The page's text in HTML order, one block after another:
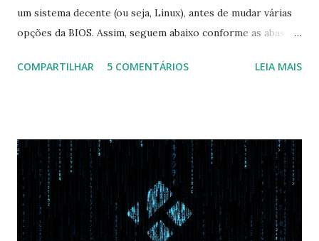
um sistema decente (ou seja, Linux), antes de mudar várias
opções da BIOS. Assim, seguem abaixo conforme as abas, a
Na inicialização aperte F2 para acessar a BIOS e então faça
com Win, deixe essa opção no Auto ) Set AHCI Mode ->
Disabled USB S3 Wake-up -> Enabled Boot: Secure Boot ->
Disabled OS Mode Selection -> UEFI and CSM OS (Essa
opção garante boot com Win e Linux) Boot > Boot Priority
Order USB HDD: SATA CD: SATA HDD: Essa ordem de boot
COMPARTILHAR 5 COMENTÁRIOS LEIA MAIS